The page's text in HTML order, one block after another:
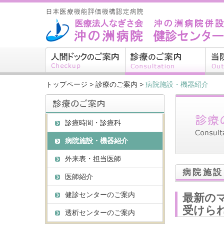
トップページ > 診療のご案内 > 病院施設・機器紹介
病院施
最新の
受けら
診療時間・診療科
病院施設・機器紹介
外来表・担当医師
医師紹介
健診センターのご案内
透析センターのご案内